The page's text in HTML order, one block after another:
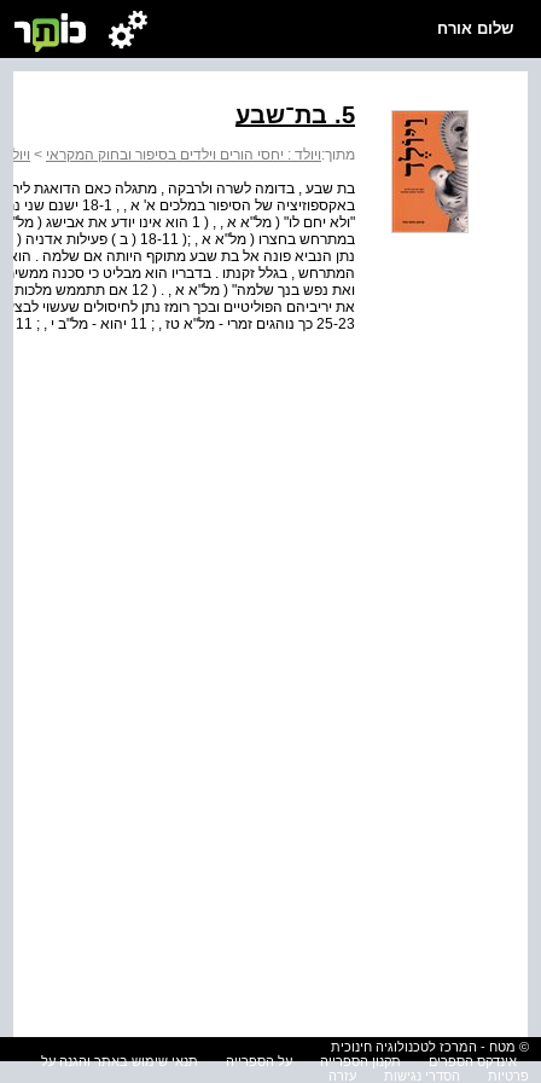
שלום אורח
5. בת־שבע
מתוך:ויולד : יחסי הורים וילדים בסיפור ובחוק המקראי > ויולד
בת שבע , בדומה לשרה ולרבקה , מתגלה כאם הדואגת
באקספוזיציה של
נתן הנביא פונה אל בת שבע מתוקף היותה אם שלמה . הוא
המתרחש , בגלל זקנתו . בדבריו הוא מבליט כי סכנה
ואת נפש בנך שלמה" ( מל"א א
25-23 כך נוהגים זמרי - מל"א טז , ; 11 יהוא - מל"ב י , ; 11 עתליה - מל"ב יא , 1 וכדומה . ( נתן פותח את ד...
© מטח - המרכז לטכנולוגיה חינוכית
אינדקס הספרים
תקנון הספרייה על הספרייה
תנאי שימוש באתר והגנה על
פרטיות
הסדרי נגישות עזרה